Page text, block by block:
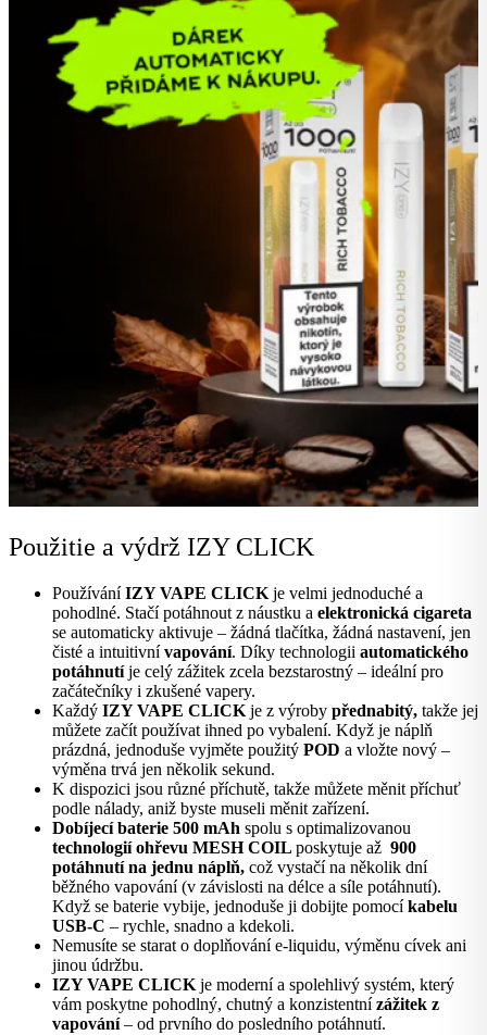
Použitie a výdrž IZY CLICK
PoužíváníIZY VAPE CLICK je velmi jednoduché a
pohodlné. Stačí potáhnout z náustku a elektronická cigareta
se automaticky aktivuje – žádná tlačítka, žádná nastavení, jen
čisté a intuitivnívapování. Díky technologii automatického
potáhnutíje celý zážitek zcela bezstarostný – ideální pro
začátečníky i zkušené vapery.
Každý IZY VAPE CLICK je z výroby přednabitý, takže jej
můžete začít používat ihned po vybalení. Když je náplň
prázdná, jednoduše vyjměte použitý POD a vložte nový –
výměna trvá jen několik sekund.
K dispozici jsou různé příchutě, takže můžete měnit příchuť
podle nálady, aniž byste museli měnit zařízení.
Dobíjecí baterie 500 mAh spolu s optimalizovanou
technologií ohřevu MESH COIL poskytuje až 900
potáhnutí na jednu náplň, což vystačí na několik dní
běžného vapování (v závislosti na délce a síle potáhnutí).
Když se baterie vybije, jednoduše ji dobijte pomocíkabelu
USB-C – rychle, snadno a kdekoli.
Nemusíte se starat o doplňování e-liquidu, výměnu cívek ani
jinou údržbu.
IZY VAPE CLICK je moderní a spolehlivý systém, který
vám poskytne pohodlný, chutný a konzistentnízážitek z
vapování– od prvního do posledního potáhnutí.